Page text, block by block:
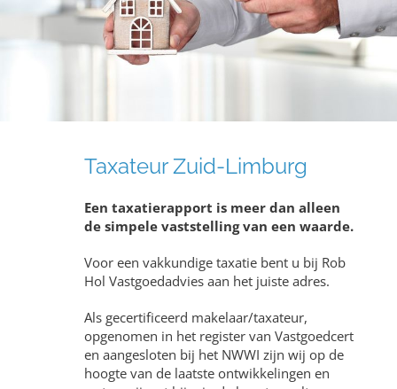
Taxateur Zuid-Limburg
Een taxatierapport is meer dan alleen
de simpele vaststelling van een waarde.
Voor een vakkundige taxatie bent u bij Rob
Hol Vastgoedadvies aan het juiste adres.
Als gecertificeerd makelaar/taxateur,
opgenomen in het register van Vastgoedcert
en aangesloten bij het NWWI zijn wij op de
hoogte van de laatste ontwikkelingen en